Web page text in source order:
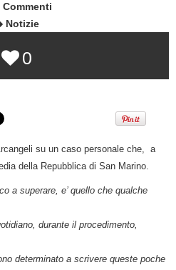
Commenti
Notizie
0
su un caso personale che, a
della Repubblica di San Marino.
a superare, e’ quello che qualche
durante il procedimento,
determinato a scrivere queste poche